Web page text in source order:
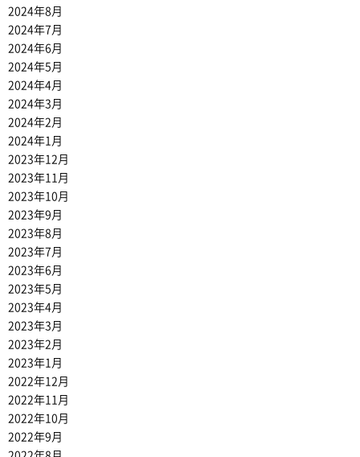
2024年8月
2024年7月
2024年6月
2024年5月
2024年4月
2024年3月
2024年2月
2024年1月
2023年12月
2023年11月
2023年10月
2023年9月
2023年8月
2023年7月
2023年6月
2023年5月
2023年4月
2023年3月
2023年2月
2023年1月
2022年12月
2022年11月
2022年10月
2022年9月